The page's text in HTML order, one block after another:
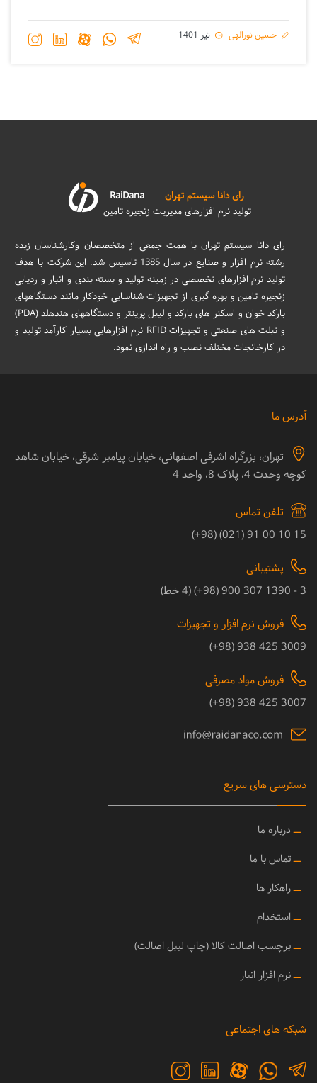
حسین نورالهی تیر 1401
رای دانا سیستم تهران
RaiDana
تولید نرم افزارهای مدیریت زنجیره تامین
رای دانا سیستم تهران با همت جمعی از متخصصان وکارشناسان زبده
رشته نرم افزار و صنایع در سال 1385 تاسیس شد. این شرکت با هدف
تولید نرم افزارهای تخصصی در زمینه تولید و بسته بندی و انبار و ردیابی
زنجیره تامین و بهره گیری از تجهیزات شناسایی خودکار مانند دستگاههای
بارکد خوان و اسکنر های بارکد و لیبل پرینتر و دستگاههای هندهلد (PDA)
و تبلت های صنعتی و تجهیزات RFID نرم افزارهایی بسیار کارآمد تولید و
در کارخانجات مختلف نصب و راه اندازی نمود.
آدرس ما
تهران، بزرگراه اشرفی اصفهانی، خیابان پیامبر شرقی، خیابان شاهد
کوچه وحدت 4، پلاک 8، واحد 4
تلفن تماس
15 10 00 91 (021) (98+)
پشتیبانی
3 - 1390 307 900 (98+) (4 خط)
فروش نرم افزار و تجهیزات
3009 425 938 (98+)
فروش مواد مصرفی
3007 425 938 (98+)
دسترسی های سریع
ــ درباره ما
ــتماس با ما
ــراهکار ها
ــ استخدام
ــبرچسب اصالت کالا (چاپ لیبل اصالت)
ــنرم افزار انبار
شبکه های اجتماعی